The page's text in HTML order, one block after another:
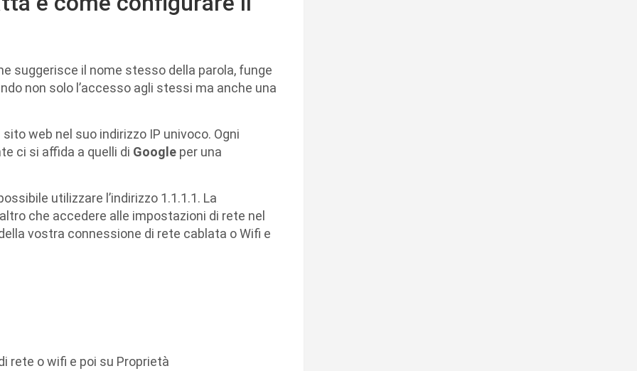
suggerisce il nome stesso della parola, funge
non solo l’accesso agli stessi ma anche una
web nel suo indirizzo IP univoco. Ogni
ci si affida a quelli di Google per una
utilizzare l’indirizzo 1.1.1.1. La
che accedere alle impostazioni di rete nel
vostra connessione di rete cablata o Wifi e
rete o wifi e poi su Proprietà